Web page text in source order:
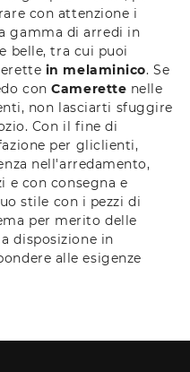
con attenzione i
gamma di arredi in
belle, tra cui puoi
in melaminico. Se
conCamerette nelle
non lasciarti sfuggire
Con il fine di
per gliclienti,
nell'arredamento,
e con consegna e
stile con i pezzi di
per merito delle
a disposizione in
alle esigenze